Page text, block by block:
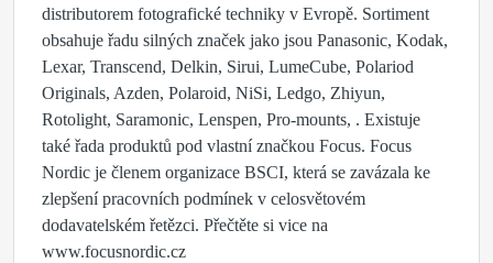
distributorem fotografické techniky v Evropě. Sortiment
obsahuje řadu silných značek jako jsou Panasonic, Kodak,
Lexar, Transcend, Delkin, Sirui, LumeCube, Polariod
Originals, Azden, Polaroid, NiSi, Ledgo, Zhiyun,
Rotolight, Saramonic, Lenspen, Pro-mounts, . Existuje
také řada produktů pod vlastní značkou Focus. Focus
Nordic je členem organizace BSCI, která se zavázala ke
zlepšení pracovních podmínek v celosvětovém
dodavatelském řetězci. Přečtěte si vice na
www.focusnordic.cz